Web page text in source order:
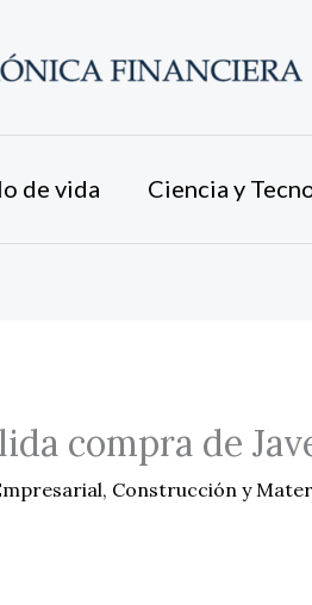
de vida Ciencia y
compra de
, Construcción y